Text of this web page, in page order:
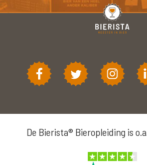
De Bierista® Bieropleiding is